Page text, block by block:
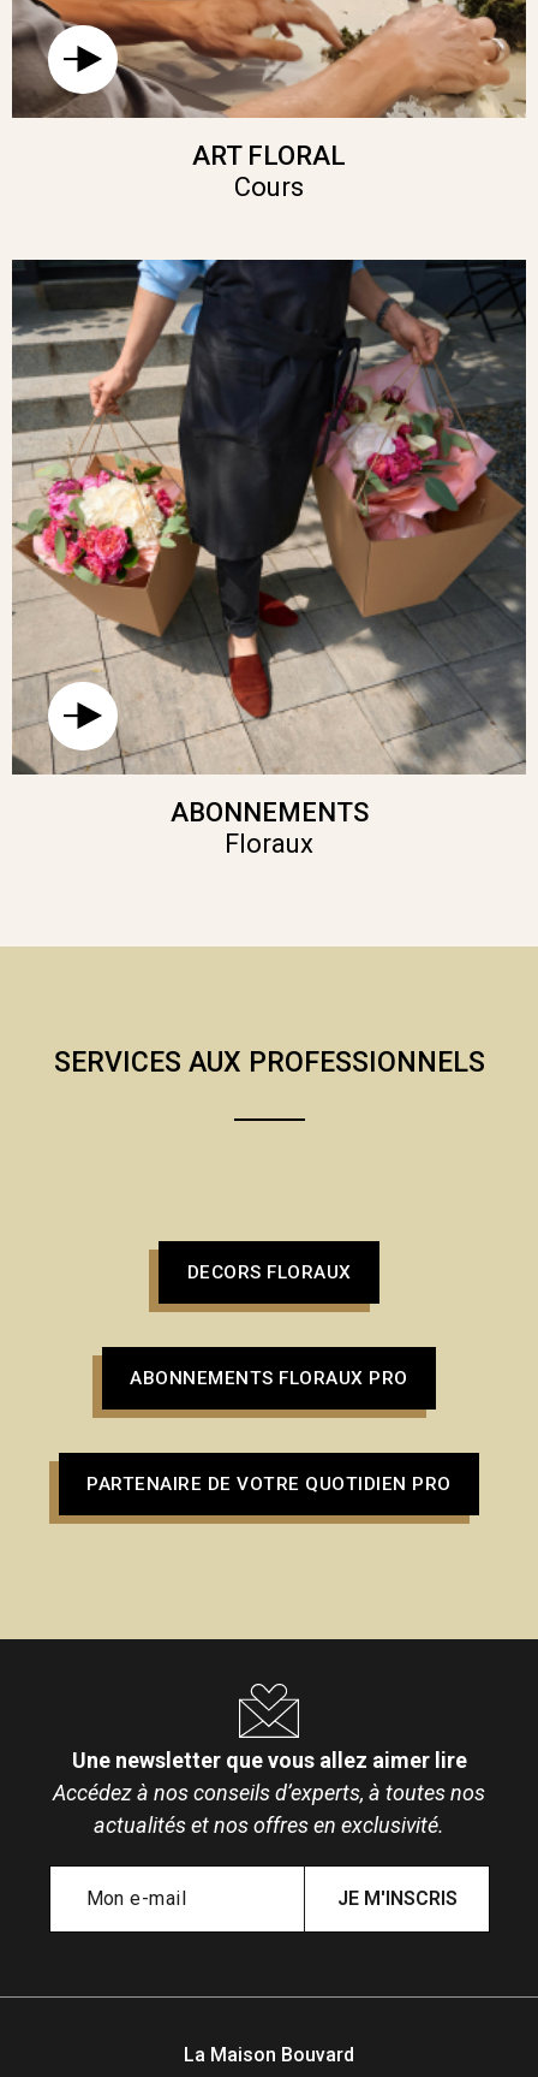
ART FLORAL
Cours
ABONNEMENTS
Floraux
SERVICES AUX PROFESSIONNELS
DECORS FLORAUX
ABONNEMENTS FLORAUX PRO
PARTENAIRE DE VOTRE QUOTIDIEN PRO
Une newsletter que vous allez aimer lire
Accédez à nos conseils d’experts, à toutes nos
actualités et nos offres en exclusivité.
JE M'INSCRIS
La Maison Bouvard